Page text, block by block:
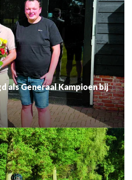
als Generaal Kampioen bij